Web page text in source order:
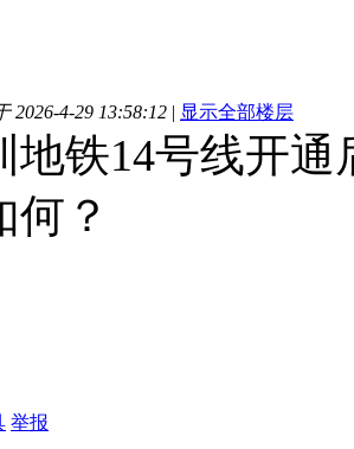
2026-4-29 13:58:12 | 显示全部楼层
地铁14号线开
何？
举报